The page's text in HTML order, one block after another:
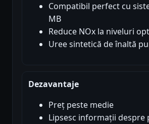
Compatibil perfect cu
MB
Reduce NOx la niveluri
Uree sintetică de înaltă
Dezavantaje
Preț peste medie
Lipsesc informații despre